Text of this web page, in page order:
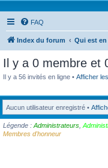
FAQ
Index du forum Qui est
Il y a 0 membre et
Il y a 56 invités en ligne • Afficher
Aucun utilisateur enregistré •
Légende : Administrateurs
Membres d'honneur